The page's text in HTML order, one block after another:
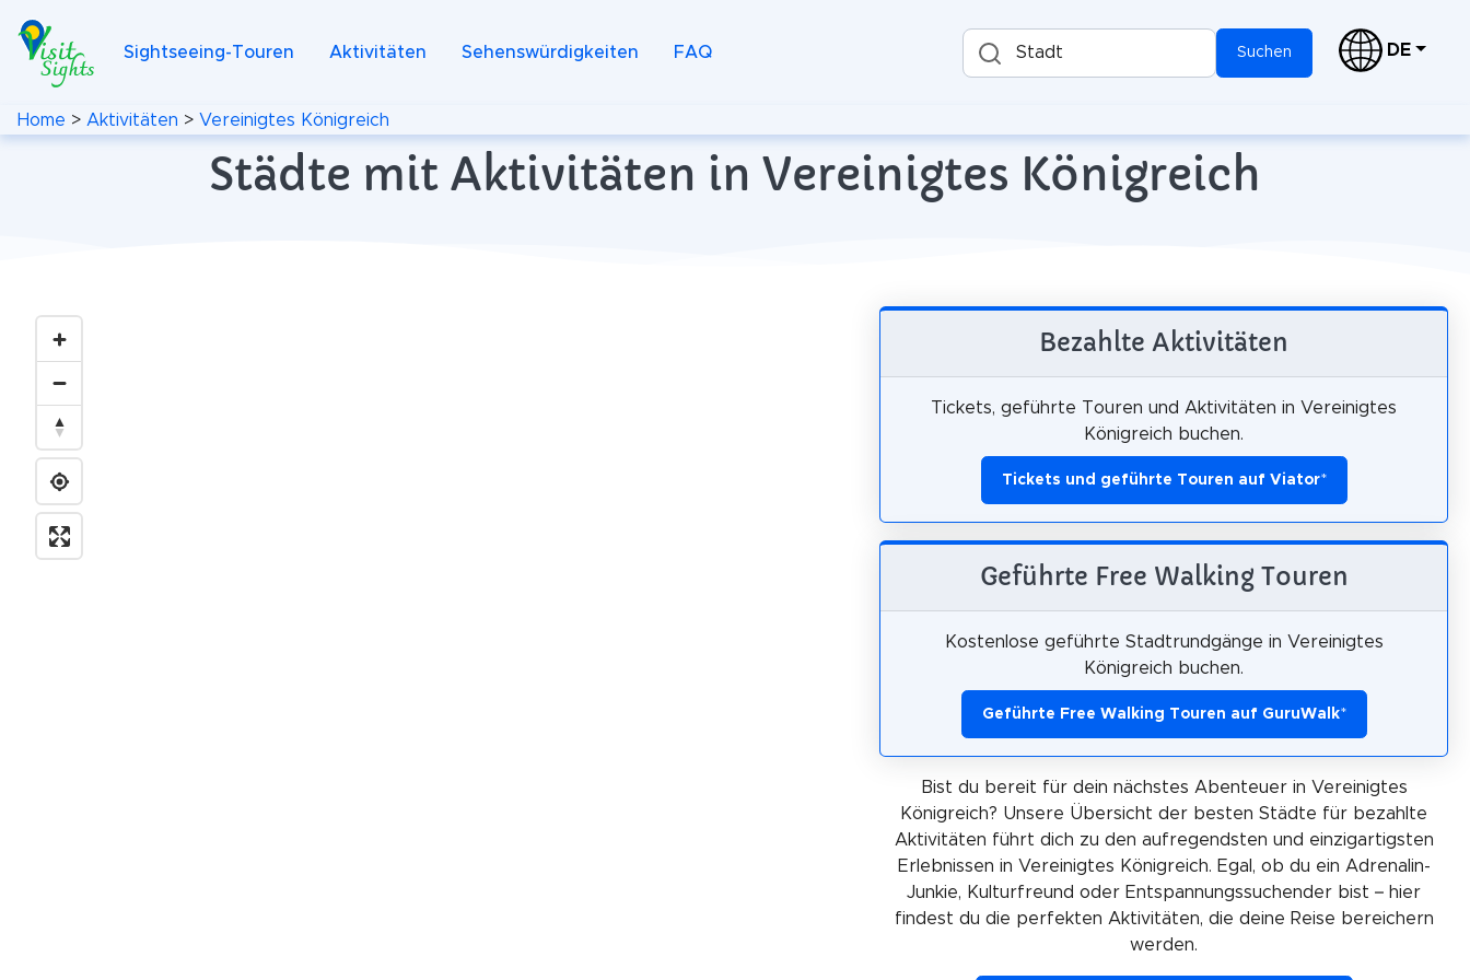
Sightseeing-Touren Aktivitäten Sehenswürdigkeiten FAQ Stadt Suchen DE
Home > Aktivitäten > Vereinigtes Königreich
Städte mit Aktivitäten in Vereinigtes Königreich
Bezahlte Aktivitäten
Tickets, geführte Touren und Aktivitäten in Vereinigtes
Königreich buchen.
Tickets und geführte Touren auf Viator*
Geführte Free Walking Touren
Kostenlose geführte Stadtrundgänge in Vereinigtes
Königreich buchen.
Geführte Free Walking Touren auf GuruWalk*
Bist du bereit für dein nächstes Abenteuer in Vereinigtes
Königreich? Unsere Übersicht der besten Städte für bezahlte
Aktivitäten führt dich zu den aufregendsten und einzigartigsten
Erlebnissen in Vereinigtes Königreich. Egal, ob du ein Adrenalin-
Junkie, Kulturfreund oder Entspannungssuchender bist – hier
findest du die perfekten Aktivitäten, die deine Reise bereichern
werden.